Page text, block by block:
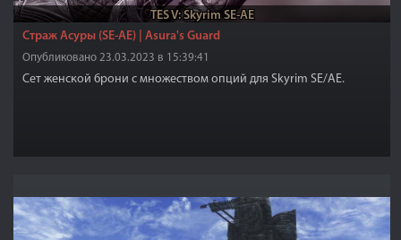
TES V: Skyrim SE-AE
Страж Асуры (SE-AE) | Asura's Guard
Опубликовано 23.03.2023 в 15:39:41
Сет женской брони с множеством опций для Skyrim SE/AE.